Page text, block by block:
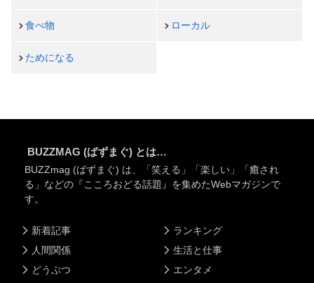
食べ物 ローカル
ためになる
BUZZMAG (ばずまぐ) とは…
BUZZmag (ばずまぐ) は、「笑える」「楽しい」「癒され
る」などの『こころおどる話題』を集めたWebマガジンで
す。
新着記事
人間関係
どうぶつ
ランキング
生活と仕事
エンタメ